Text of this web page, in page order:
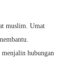
muslim. Umat
menjalin hubungan